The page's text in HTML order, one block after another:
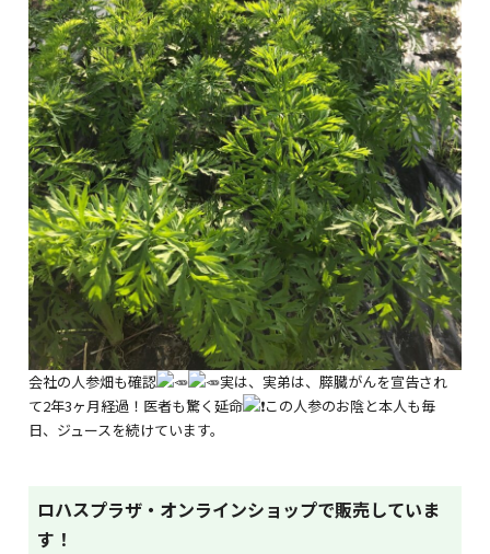
会社の人参畑も確認
実は、実弟は、膵臓がんを宣告され
て2年3ヶ月経過！医者も驚く延命
この人参のお陰と本人も毎
日、ジュースを続けています。
ロハスプラザ・オンラインショップで販売していま
す！